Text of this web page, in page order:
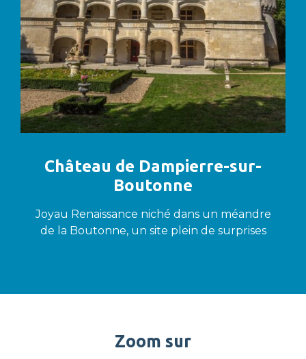
Château de Dampierre-sur-
Boutonne
Joyau Renaissance niché dans un méandre
de la Boutonne, un site plein de surprises
Zoom sur